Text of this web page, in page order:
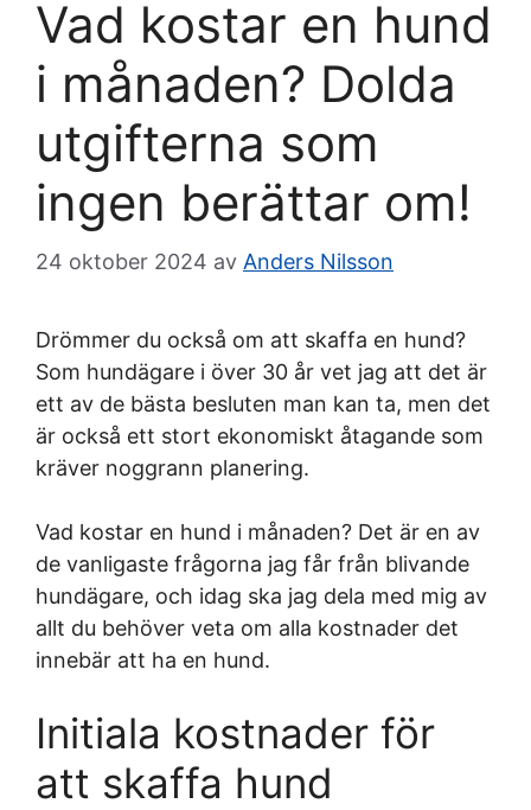
Vad kostar en hund
i månaden? Dolda
utgifterna som
ingen berättar om!
24 oktober 2024 av Anders Nilsson
Drömmer du också om att skaffa en hund?
Som hundägare i över 30 år vet jag att det är
ett av de bästa besluten man kan ta, men det
är också ett stort ekonomiskt åtagande som
kräver noggrann planering.
Vad kostar en hund i månaden? Det är en av
de vanligaste frågorna jag får från blivande
hundägare, och idag ska jag dela med mig av
allt du behöver veta om alla kostnader det
innebär att ha en hund.
Initiala kostnader för
att skaffa hund